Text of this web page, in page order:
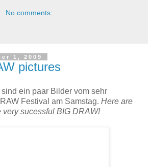
No comments:
1, 2009
pictures
ein paar Bilder vom sehr
Festival am Samstag. Here are
very sucessful BIG DRAW!